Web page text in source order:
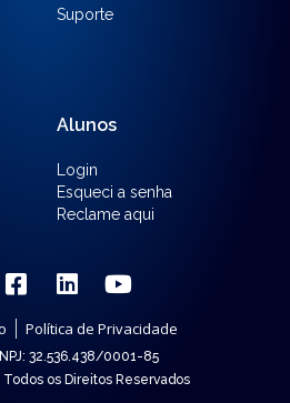
Suporte
Alunos
Login
Esqueci a senha
Reclame aqui
Política de Privacidade
32.536.438/0001-85
os Direitos Reservados